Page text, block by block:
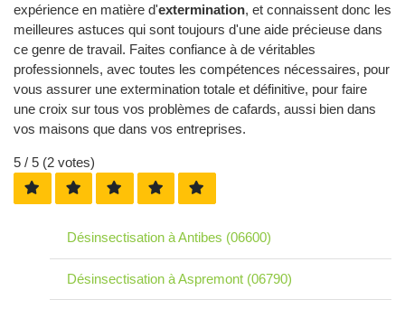
expérience en matière d'extermination, et connaissent donc les
meilleures astuces qui sont toujours d'une aide précieuse dans
ce genre de travail. Faites confiance à de véritables
professionnels, avec toutes les compétences nécessaires, pour
vous assurer une extermination totale et définitive, pour faire
une croix sur tous vos problèmes de cafards, aussi bien dans
vos maisons que dans vos entreprises.
5 / 5 (2 votes)
Désinsectisation à Antibes (06600)
Désinsectisation à Aspremont (06790)